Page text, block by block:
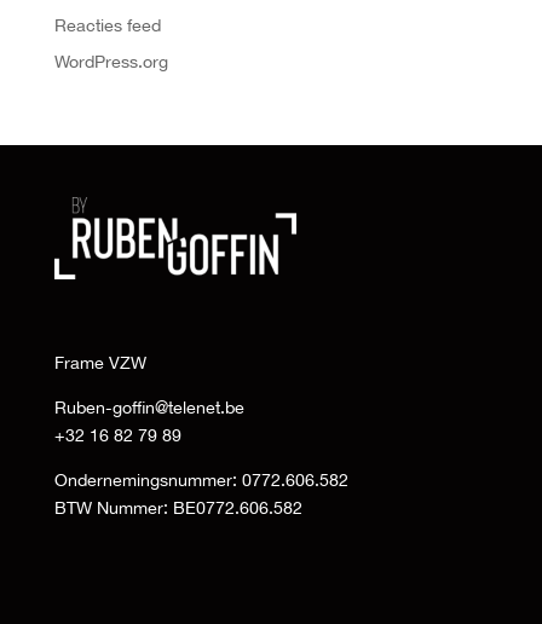
Reacties feed
WordPress.org
Frame VZW
Ruben-goffin@telenet.be
+32 16 82 79 89
Ondernemingsnummer: 0772.606.582
BTW Nummer: BE0772.606.582